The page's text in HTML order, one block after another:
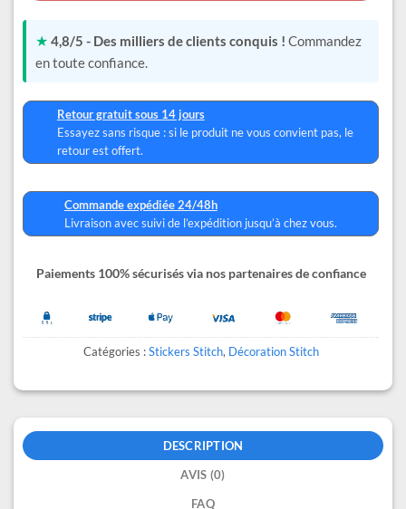
★ 4,8/5 - Des milliers de clients conquis ! Commandez
en toute confiance.
Retour gratuit sous 14 jours
Essayez sans risque : si le produit ne vous convient pas, le
retour est offert.
Commande expédiée 24/48h
Livraison avec suivi de l’expédition jusqu’à chez vous.
Paiements 100% sécurisés via nos partenaires de confiance
Catégories :Stickers Stitch, Décoration Stitch
DESCRIPTION
AVIS (0)
FAQ